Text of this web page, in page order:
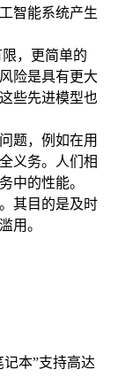
智能系统产生
，更简单的
险是具有更大
些先进模型也
题，例如在用
义务。人们相
中的性能。
其目的是及时
用。